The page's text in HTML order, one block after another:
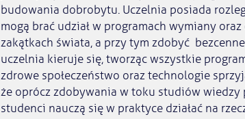
budowania dobrobytu. Uczelnia posiada
mogą brać udział w programach wymiany
zakątkach świata, a przy tym zdobyć
uczelnia kieruje się, tworząc wszystkie
zdrowe społeczeństwo oraz technologie
że oprócz zdobywania w toku studiów
studenci nauczą się w praktyce działać na